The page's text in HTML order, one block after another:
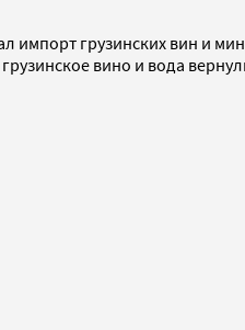
импорт грузинских вин и
вино и вода